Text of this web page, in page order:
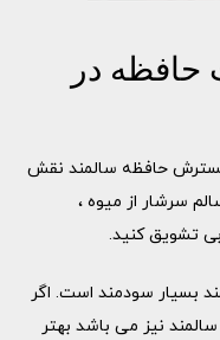
حافظه در
حافظه سالمند نقش
سرشار از میوه ،
تشویق کنید.
بسیار سودمند است. اگر
نیز می باشد بهتر